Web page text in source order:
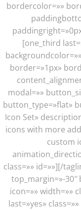
bordercolor=»»
[one_third
border=»1px»
modal=»»
button_type=»flat»
Icon Set»
icons with more
custom
class=»» id=»»][/
top_margin=»-30″
icon=»» width=»»
last=»yes»